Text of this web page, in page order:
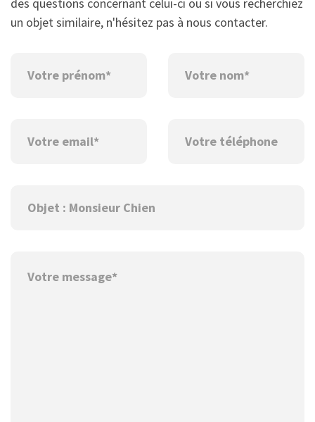
un objet similaire, n'hésitez pas à nous contacter.